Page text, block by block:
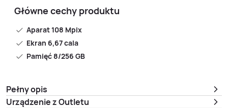
Główne cechy produktu
Aparat 108 Mpix
Ekran 6,67 cala
Pamięć 8/256 GB
Pełny opis
Urządzenie z Outletu